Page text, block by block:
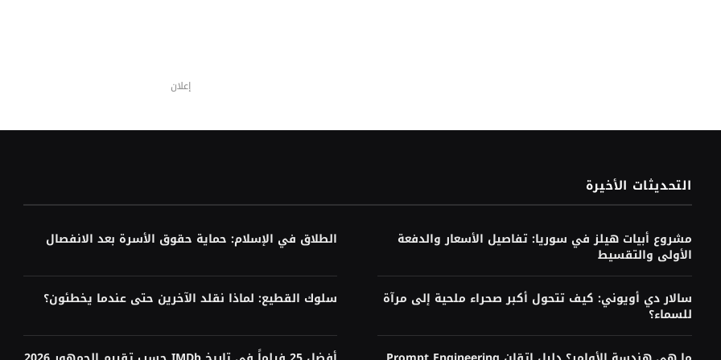
إعلان
التحديثات الأخيرة
مشروع أبيات هيلز في سوريا: تفاصيل الأسعار والدفعة
الأولى والتقسيط
الطلاق في الإسلام: حماية حقوق الأسرة بعد الانفصال
سالار دي أويوني: كيف تتحول أكبر صحراء ملحية إلى مرآة
للسماء؟
سلوك القطيع: لماذا نقلد الآخرين حتى عندما يخطئون؟